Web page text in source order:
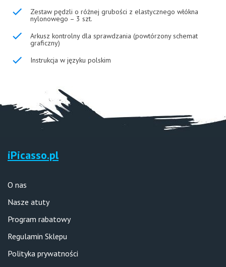
Zestaw pędzli o różnej grubości z elastycznego włókna
nylonowego – 3 szt.
Arkusz kontrolny dla sprawdzania (powtórzony schemat
graficzny)
Instrukcja w języku polskim
iPicasso.pl
O nas
Nasze atuty
Program rabatowy
Regulamin Sklepu
Polityka prywatności